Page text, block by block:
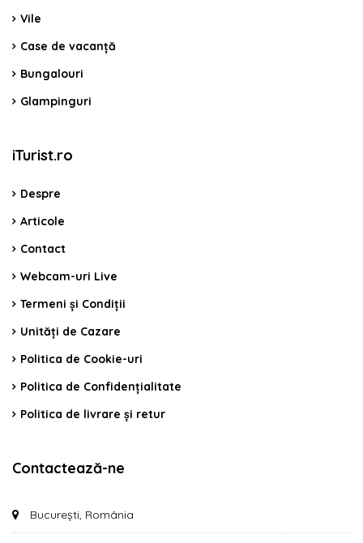
Vile
Case de vacanță
Bungalouri
Glampinguri
iTurist.ro
Despre
Articole
Contact
Webcam-uri Live
Termeni și Condiții
Unități de Cazare
Politica de Cookie-uri
Politica de Confidențialitate
Politica de livrare și retur
Contactează-ne
București, România